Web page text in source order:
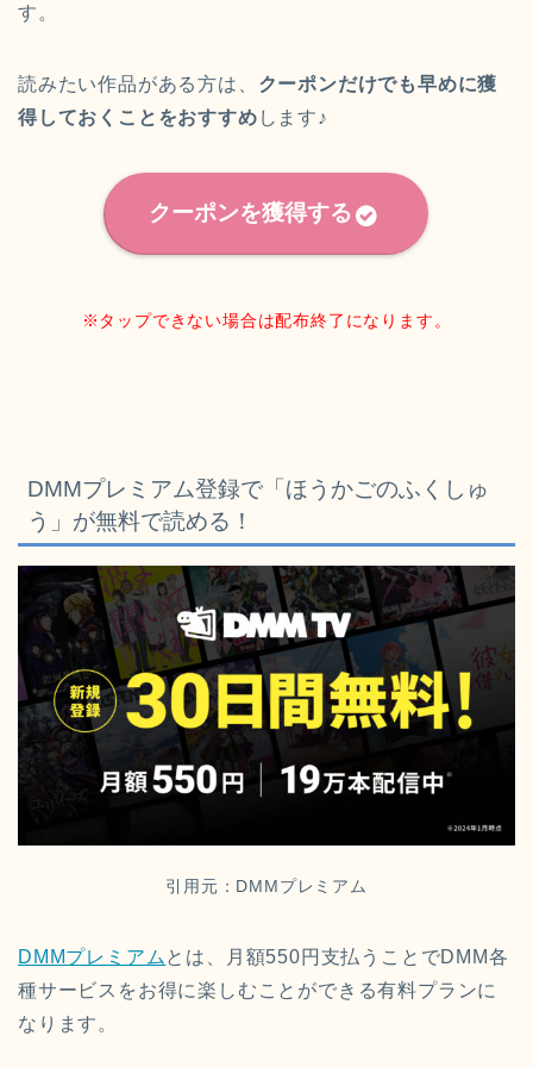
す。
読みたい作品がある方は、 クーポンだけでも早めに獲
得しておくことをおすすめ します♪
クーポンを獲得する
※タップできない場合は配布終了になります。
DMMプレミアム登録で「ほうかごのふくしゅ
う 」が無料で読める！
引用元：DMMプレミアム
DMMプレミアム とは、月額550円支払うことでDMM各
種サービスをお得に楽しむことができる有料プランに
なります。